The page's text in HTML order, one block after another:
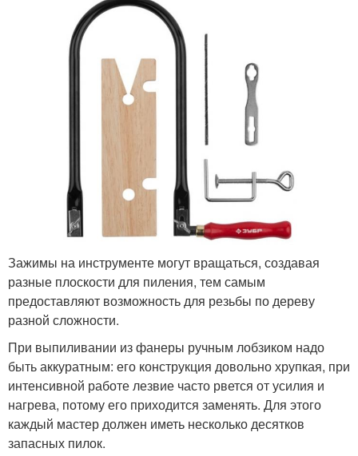
Зажимы на инструменте могут вращаться, создавая
разные плоскости для пиления, тем самым
предоставляют возможность для резьбы по дереву
разной сложности.
При выпиливании из фанеры ручным лобзиком надо
быть аккуратным: его конструкция довольно хрупкая, при
интенсивной работе лезвие часто рвется от усилия и
нагрева, потому его приходится заменять. Для этого
каждый мастер должен иметь несколько десятков
запасных пилок.